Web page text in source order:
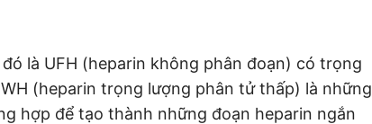
là UFH (heparin không phân đoạn) có trọng
(heparin trọng lượng phân tử thấp) là những
hợp để tạo thành những đoạn heparin ngắn